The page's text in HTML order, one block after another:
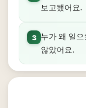
보고됐어요.
3
누가 왜 일
않았어요.